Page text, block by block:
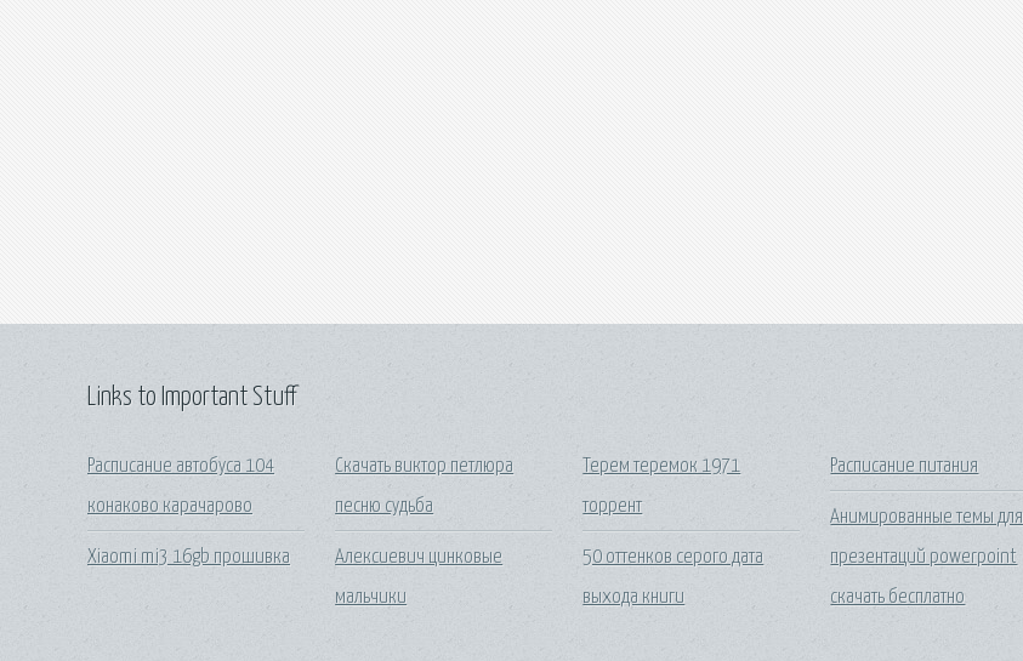
Links to Important Stuff
Расписание автобуса 104
конаково карачарово
Xiaomi mi3 16gb прошивка
Скачать виктор петлюра
песню судьба
Алексиевич цинковые
мальчики
Терем теремок 1971
торрент
50 оттенков серого дата
выхода книги
Расписание питания
Анимированные темы для
презентаций powerpoint
скачать бесплатно